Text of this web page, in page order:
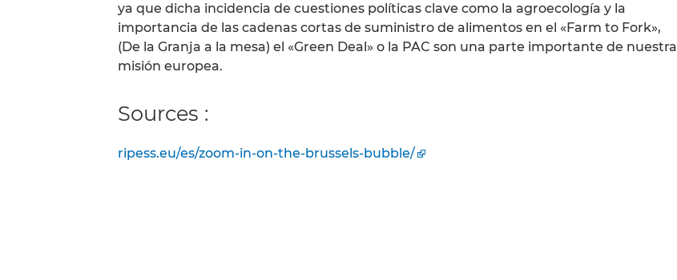
ya que dicha incidencia de cuestiones políticas clave como la agroecología y la
importancia de las cadenas cortas de suministro de alimentos en el «Farm to Fork»,
(De la Granja a la mesa) el «Green Deal» o la PAC son una parte importante de nuestra
misión europea.
Sources :
ripess.eu/es/zoom-in-on-the-brussels-bubble/